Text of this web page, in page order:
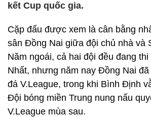
kết Cup quốc gia.
Cặp đấu được xem là cân bằng
sân Đồng Nai giữa đội chủ nhà và
Năm ngoái, cả hai đội đều đang
Nhất, nhưng năm nay Đồng Nai đã
đá V.League, trong khi Bình Định
Đội bóng miền Trung nung nấu
V.League mùa sau.